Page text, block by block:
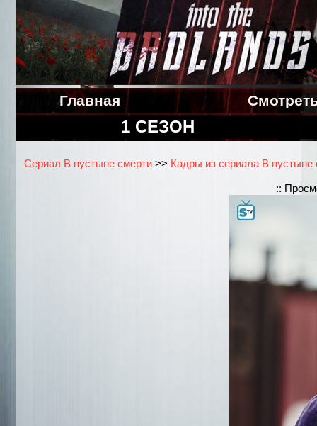
Главная
1 СЕЗОН
Сериал В пустыне смерти>> Кадры из сериала В пустыне
::